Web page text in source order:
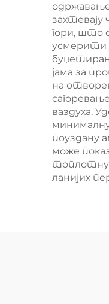
гори, што
усмерити
јама за
на
ваздуха.
поуздану
може
топлотну
ланијих